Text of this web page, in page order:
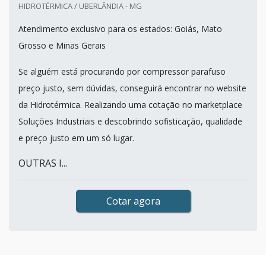
HIDROTÉRMICA / UBERLÂNDIA - MG
Atendimento exclusivo para os estados: Goiás, Mato
Grosso e Minas Gerais
Se alguém está procurando por compressor parafuso
preço justo, sem dúvidas, conseguirá encontrar no website
da Hidrotérmica. Realizando uma cotação no marketplace
Soluções Industriais e descobrindo sofisticação, qualidade
e preço justo em um só lugar.
OUTRAS I...
Cotar agora